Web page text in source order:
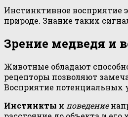
Инстинктивное
природе. Знание таких
Зрение медведя и
Животные обладают
рецепторы позволяют
Восприятие потенциальных
Инстинкты и поведение